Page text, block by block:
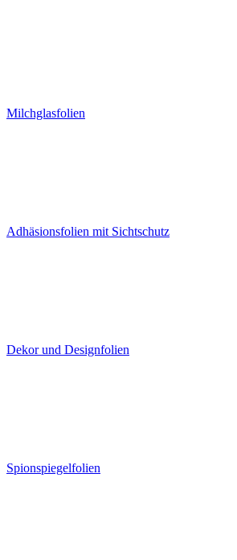
Milchglasfolien
Adhäsionsfolien mit Sichtschutz
Dekor und Designfolien
Spionspiegelfolien